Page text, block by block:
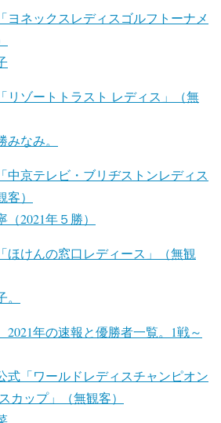
ヨネックスレディスゴルフトーナメ
リゾートトラスト レディス」（無
なみ。
中京テレビ・ブリヂストンレディス
）
2021年５勝）
ほけんの窓口レディース」（無観
2021年の速報と優勝者一覧。1戦～
式「ワールドレディスチャンピオン
カップ」（無観客）